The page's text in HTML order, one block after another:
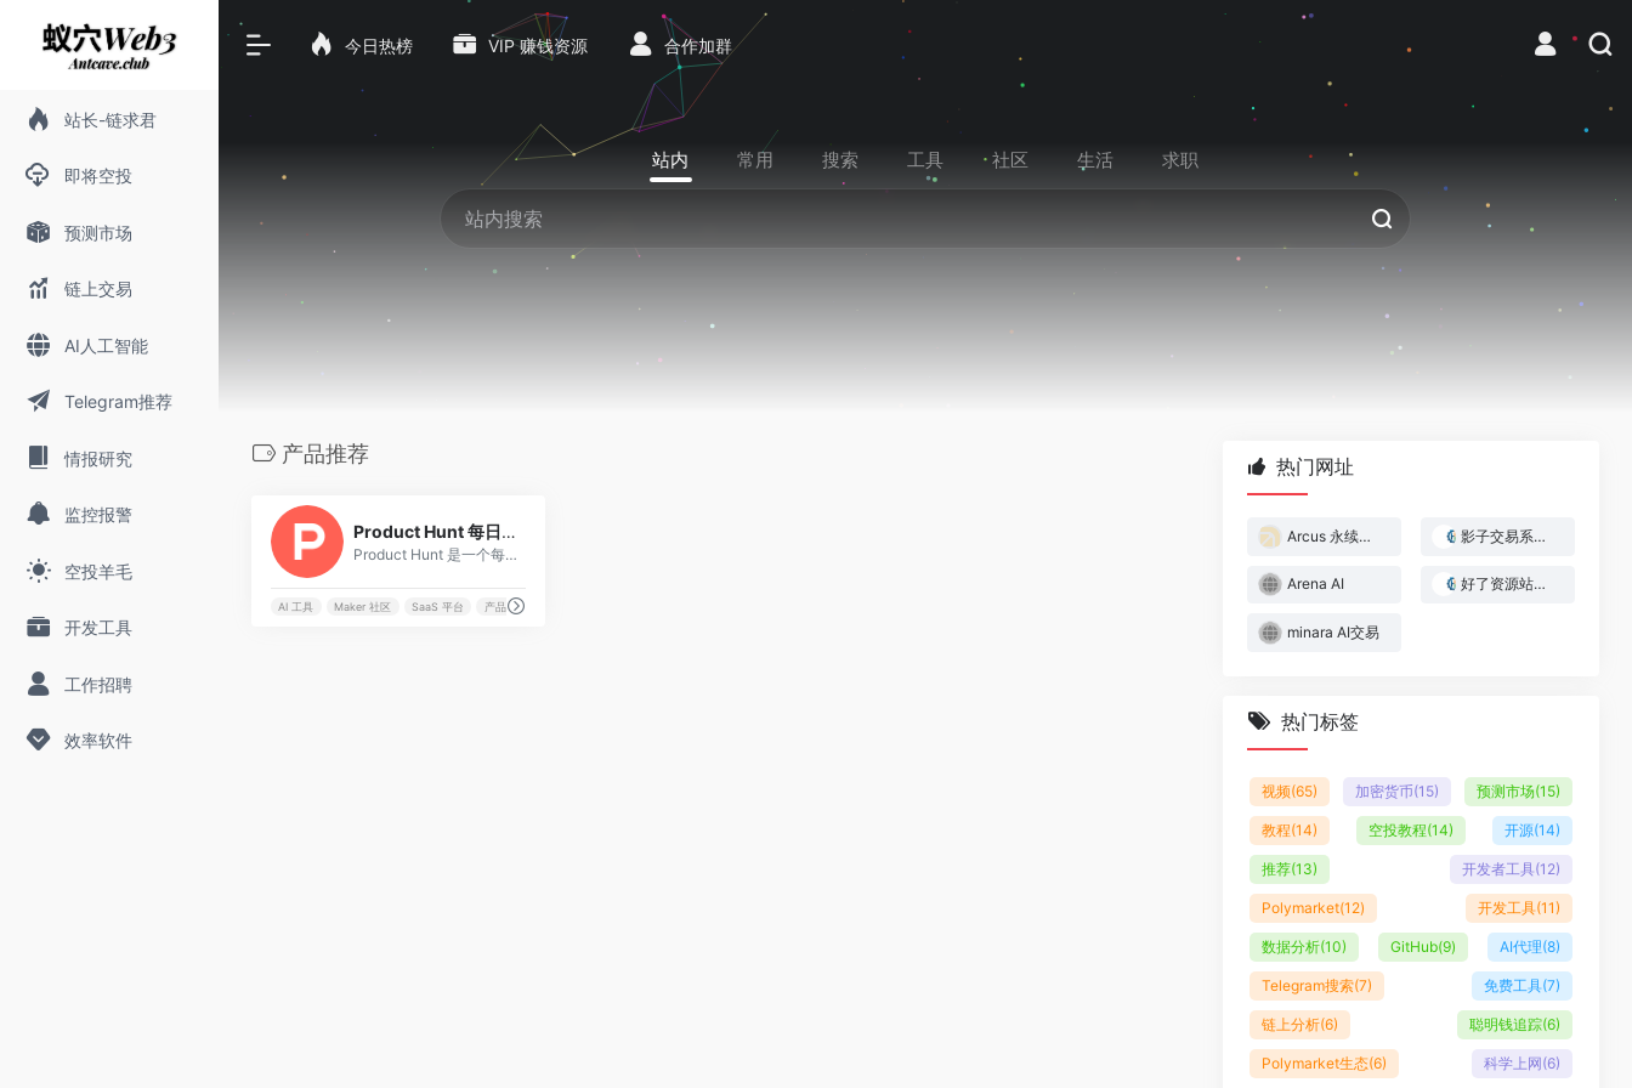
站长-链求君
即将空投
预测市场
链上交易
AI人工智能
Telegram推荐
情报研究
监控报警
空投羊毛
开发工具
工作招聘
效率软件
今日热榜 VIP 赚钱资源 合作加群
站内 常用 搜索 工具 社区 生活 求职
产品推荐
Product Hunt 每日精选
Product Hunt 是一个每日精选科技新品的社区平台，用户可提交、发现和投票最新移动应用、网站、硬件及创新产品，助力科技爱好者和创业者分享与交流前沿科技动态。
AI 工具 Maker 社区 SaaS 平台 产品发现
热门网址
Arcus 永续合约交易所 影子交易系统 — 跟着做市商赚钱
Arena AI 好了资源站｜Web3与AI实战资源库
minara AI交易
热门标签
视频(65) 加密货币(15) 预测市场(15)
教程(14) 空投教程(14) 开源(14)
推荐(13) 开发者工具(12)
Polymarket(12) 开发工具(11)
数据分析(10) GitHub(9) AI代理(8)
Telegram搜索(7) 免费工具(7)
链上分析(6) 聪明钱追踪(6)
Polymarket生态(6) 科学上网(6)